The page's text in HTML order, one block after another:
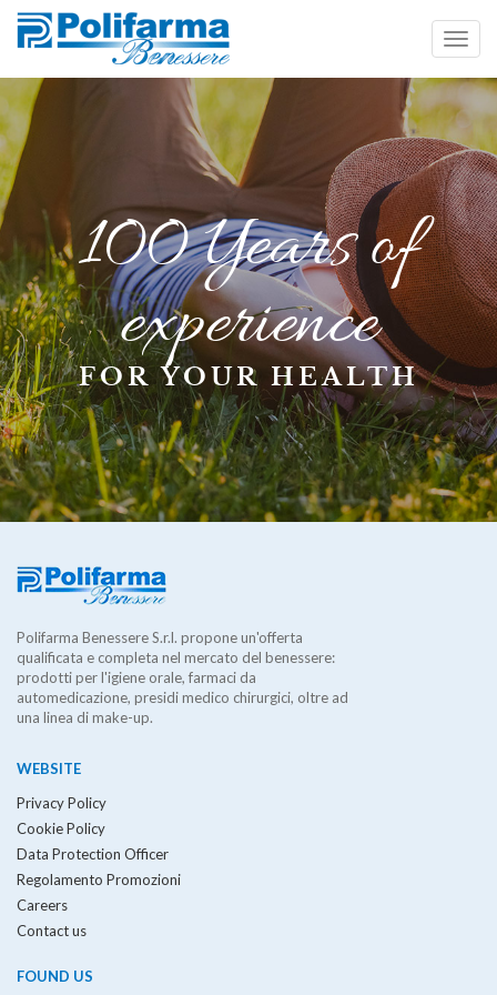
100 Years of
experience
FOR YOUR HEALTH
Polifarma Benessere S.r.l. propone un'offerta
qualificata e completa nel mercato del benessere:
prodotti per l'igiene orale, farmaci da
automedicazione, presidi medico chirurgici, oltre ad
una linea di make-up.
WEBSITE
Privacy Policy
Cookie Policy
Data Protection Officer
Regolamento Promozioni
Careers
Contact us
FOUND US